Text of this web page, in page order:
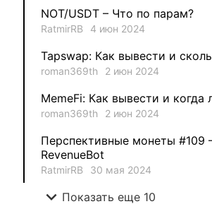
METAMINECRAFT
Kate_AAX 1
NOT/USDT – Что по парам?
RatmirRB 4 июн 2024
Tapswap: Как вывести и
roman369th 2 июн 2024
MemeFi: Как вывести и когда
roman369th 2 июн 2024
Перспективные монеты #109
RevenueBot
RatmirRB 30 мая 2024
expand_more Показать еще 10